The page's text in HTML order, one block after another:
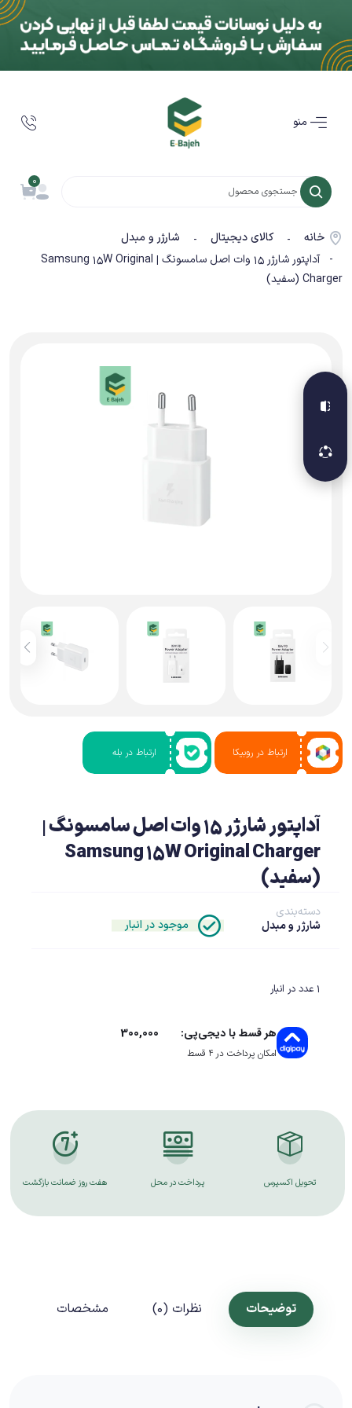
0
خانه - کالای دیجیتال -
شارژر و مبدل
- آداپتور شارژر 15 وات اصل سامسونگ | Samsung 15W Original
Charger (سفید)
ارتباط در روبیکا ارتباط در بله
آداپتور شارژر 15 وات اصل سامسونگ |
Samsung 15W Original Charger
(سفید)
موجود در انبار
دسته‌بندی
شارژر و مبدل
1 عدد در انبار
هر قسط با دیجی‌پی: 300,000
امکان پرداخت در 4 قسط
تحویل اکسپرس پرداخت در محل هفت روز ضمانت بازگشت
توضیحات نظرات (0) مشخصات